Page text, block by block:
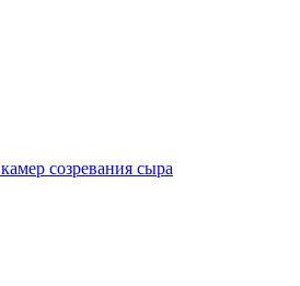
созревания сыра